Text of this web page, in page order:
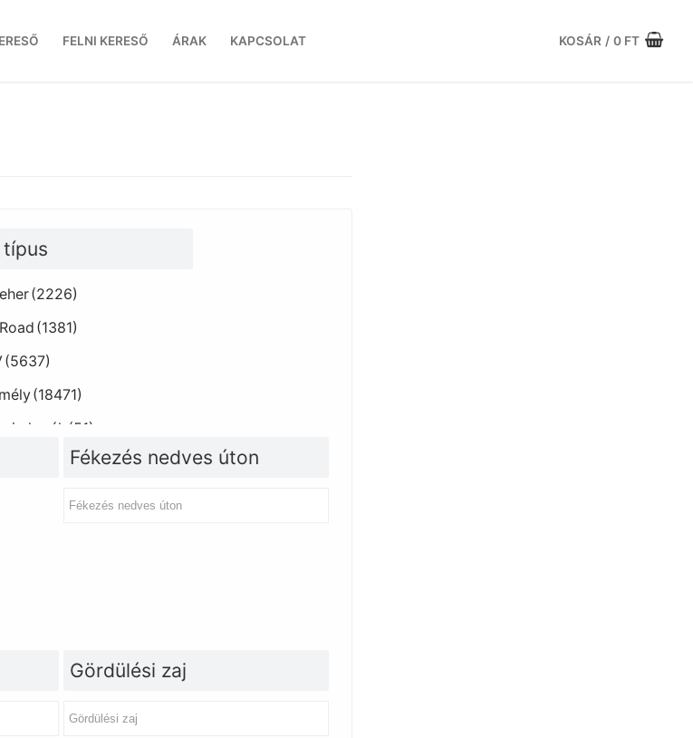
FELNI KERESŐ ÁRAK KAPCSOLAT KOSÁR / 0 FT
típus
(2226)
(1381)
(5637)
(18471)
kerék (51)
Fékezés nedves úton
Gördülési zaj